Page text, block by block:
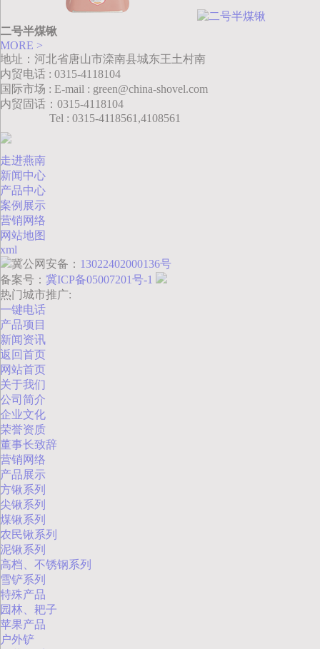
二号半煤锹
MORE >
地址：河北省唐山市滦南县城东王土村南
内贸电话 : 0315-4118104
国际市场 : E-mail : green@china-shovel.com
内贸固话：0315-4118104
Tel : 0315-4118561,4108561
走进燕南
新闻中心
产品中心
案例展示
营销网络
网站地图
xml
冀公网安备： 13022402000136号
备案号： 冀ICP备05007201号-1
热门城市推广:
一键电话
产品项目
新闻资讯
返回首页
网站首页
关于我们
公司简介
企业文化
荣誉资质
董事长致辞
营销网络
产品展示
方锹系列
尖锹系列
煤锹系列
农民锹系列
泥锹系列
高档、不锈钢系列
雪铲系列
特殊产品
园林、耙子
苹果产品
户外铲